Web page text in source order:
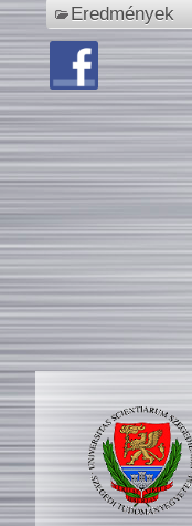
Eredmények